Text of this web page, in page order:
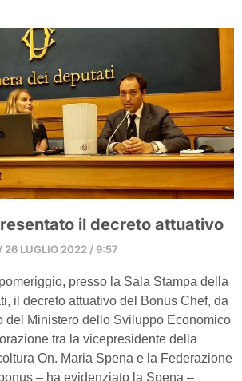
il decreto attuativo
26 LUGLIO 2022 9:57
presso la Sala Stampa della
il decreto attuativo del Bonus Chef, da
del Ministero dello Sviluppo Economico
tra la vicepresidente della
On. Maria Spena e la Federazione
– ha evidenziato la Spena –